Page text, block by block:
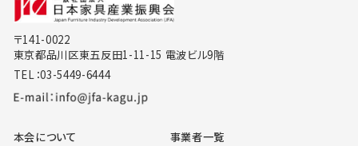
〒141-0022
東京都品川区東五反田1-11-15 電波ビル9階
TEL：03-5449-6444
本会について
事業者一覧